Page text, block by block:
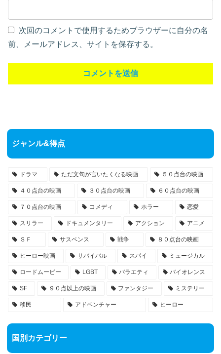
次回のコメントで使用するためブラウザーに自分の名
前、メールアドレス、サイトを保存する。
ジャンル&得点
ドラマ ただ文句が言いたくなる映画 ５０点台の映画
４０点台の映画 ３０点台の映画 ６０点台の映画
７０点台の映画 コメディ ホラー 恋愛
スリラー ドキュメンタリー アクション アニメ
ＳＦ サスペンス 戦争 ８０点台の映画
ヒーロー映画 サバイバル スパイ ミュージカル
ロードムービー LGBT バラエティ バイオレンス
SF ９０点以上の映画 ファンタジー ミステリー
移民 アドベンチャー ヒーロー
国別カテゴリー